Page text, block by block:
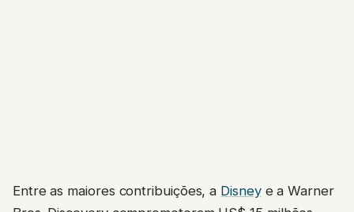
Entre as maiores contribuições, a Disneye a Warner